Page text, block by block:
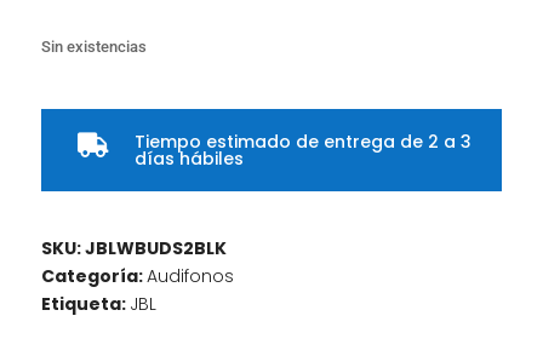
Sin existencias
 Tiempo estimado de entrega de 2 a 3
días hábiles
SKU:JBLWBUDS2BLK
Categoría:Audifonos
Etiqueta: JBL